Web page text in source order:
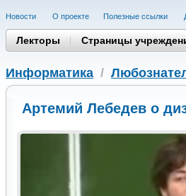
Новости О проекте Полезные cсылки
Лекторы Страницы
Информатика /
Артемий Лебедев о